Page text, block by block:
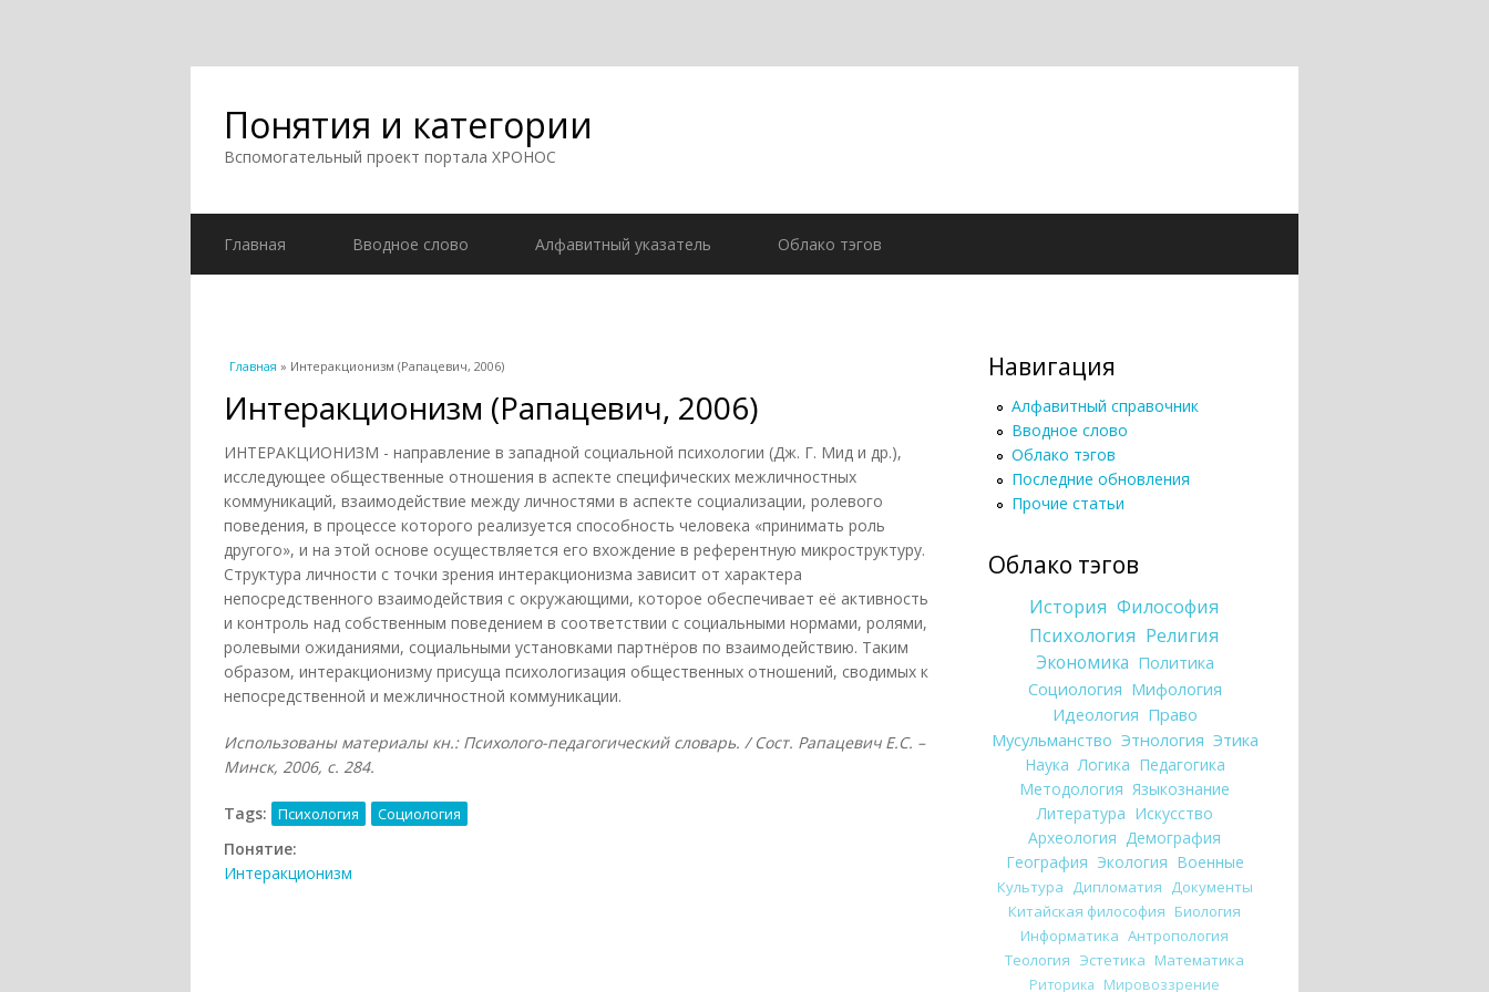
Понятия и категории
Вспомогательный проект портала ХРОНОС
Главная Вводное слово Алфавитный указатель Облако тэгов
Вы здесь
Главная » Интеракционизм (Рапацевич, 2006)
Интеракционизм (Рапацевич, 2006)
ИНТЕРАКЦИОНИЗМ - направление в западной социальной психологии (Дж. Г. Мид и др.),
исследующее общественные отношения в аспекте специфических межличностных
коммуникаций, взаимодействие между личностями в аспекте социализации, ролевого
поведения, в процессе которого реализуется способность человека «принимать роль
другого», и на этой основе осуществляется его вхождение в референтную микроструктуру.
Структура личности с точки зрения интеракционизма зависит от характера
непосредственного взаимодействия с окружающими, которое обеспечивает её активность
и контроль над собственным поведением в соответствии с социальными нормами, ролями,
ролевыми ожиданиями, социальными установками партнёров по взаимодействию. Таким
образом, интеракционизму присуща психологизация общественных отношений, сводимых к
непосредственной и межличностной коммуникации.
Использованы материалы кн.: Психолого-педагогический словарь. / Сост. Рапацевич Е.С. –
Минск, 2006, с. 284.
Tags: Психология Социология
Понятие:
Интеракционизм
Навигация
Алфавитный справочник
Вводное слово
Облако тэгов
Последние обновления
Прочие статьи
Облако тэгов
История Философия
Психология Религия
Экономика Политика
Социология Мифология
Идеология Право
Мусульманство Этнология Этика
Наука Логика Педагогика
Методология Языкознание
Литература Искусство
Археология Демография
География Экология Военные
Культура Дипломатия Документы
Китайская философия Биология
Информатика Антропология
Теология Эстетика Математика
Риторика Мировоззрение